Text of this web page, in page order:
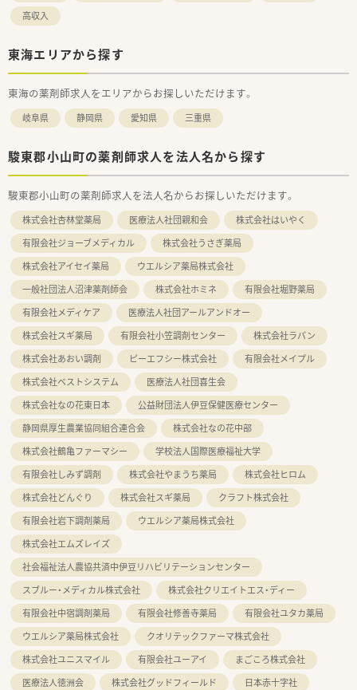
高収入
東海エリアから探す
東海の薬剤師求人をエリアからお探しいただけます。
岐阜県 静岡県 愛知県 三重県
駿東郡小山町の薬剤師求人を法人名から探す
駿東郡小山町の薬剤師求人を法人名からお探しいただけます。
株式会社杏林堂薬局 医療法人社団親和会
株式会社はいやく
有限会社ジョーブメディカル
株式会社うさぎ薬局
株式会社アイセイ薬局
ウエルシア薬局株式会社
一般社団法人沼津薬剤師会
株式会社ホミネ
有限会社堀野薬局
有限会社メディケア
医療法人社団アールアンドオー
株式会社スギ薬局
有限会社小笠調剤センター
株式会社ラパン
株式会社あおい調剤
ピーエフシー株式会社
有限会社メイプル
株式会社ベストシステム
医療法人社団喜生会
株式会社なの花東日本
公益財団法人伊豆保健医療センター
静岡県厚生農業協同組合連合会
株式会社なの花中部
株式会社鶴亀ファーマシー
学校法人国際医療福祉大学
有限会社しみず調剤
株式会社やまうち薬局
株式会社ヒロム
株式会社どんぐり
株式会社スギ薬局
クラフト株式会社
有限会社岩下調剤薬局
ウエルシア薬局株式会社
株式会社エムズレイズ
社会福祉法人農協共済中伊豆リハビリテーションセンター
スブルー・メディカル株式会社
株式会社クリエイトエス・ディー
有限会社中宿調剤薬局
有限会社修善寺薬局
有限会社ユタカ薬局
ウエルシア薬局株式会社
クオリテックファーマ株式会社
株式会社ユニスマイル
有限会社ユーアイ
まごころ株式会社
医療法人徳洲会
株式会社グッドフィールド
日本赤十字社